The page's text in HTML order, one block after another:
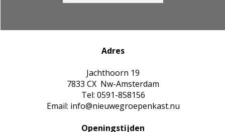
Adres
Jachthoorn 19
7833 CX Nw-Amsterdam
Tel: 0591-858156
Email: info@nieuwegroepenkast.nu
Openingstijden